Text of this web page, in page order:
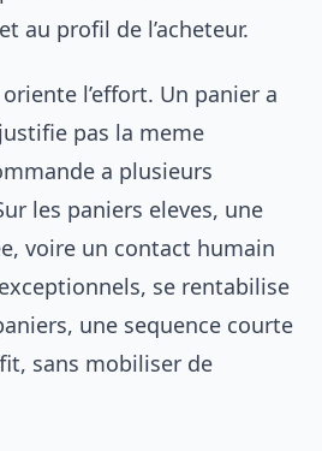
au profil de l’acheteur.
l’effort. Un panier a
pas la meme
a plusieurs
les paniers eleves, une
voire un contact humain
se rentabilise
une sequence courte
sans mobiliser de